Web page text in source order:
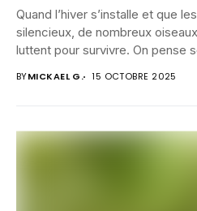
Quand l’hiver s’installe et que
silencieux, de nombreux
luttent pour survivre. On pense
BYMICKAEL G. 15 OCTOBRE 2025